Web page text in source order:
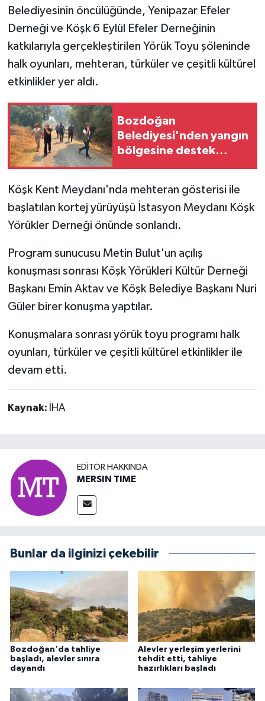
Belediyesinin öncülüğünde, Yenipazar Efeler
Derneği ve Köşk 6 Eylül Efeler Derneğinin
katkılarıyla gerçekleştirilen Yörük Toyu şöleninde
halk oyunları, mehteran, türküler ve çeşitli kültürel
etkinlikler yer aldı.
Bozdoğan
Belediyesi'nden yangın
bölgesine destek
Köşk Kent Meydanı'nda mehteran gösterisi ile
başlatılan kortej yürüyüşü İstasyon Meydanı Köşk
Yörükler Derneği önünde sonlandı.
Program sunucusu Metin Bulut'un açılış
konuşması sonrası Köşk Yörükleri Kültür Derneği
Başkanı Emin Aktav ve Köşk Belediye Başkanı Nuri
Güler birer konuşma yaptılar.
Konuşmalara sonrası yörük toyu programı halk
oyunları, türküler ve çeşitli kültürel etkinlikler ile
devam etti.
Kaynak: İHA
EDITÖR HAKKINDA
MERSIN TIME
Bunlar da ilginizi çekebilir
Bozdoğan'da tahliye
başladı, alevler sınıra
dayandı
Alevler yerleşim yerlerini
tehdit etti, tahliye
hazırlıkları başladı